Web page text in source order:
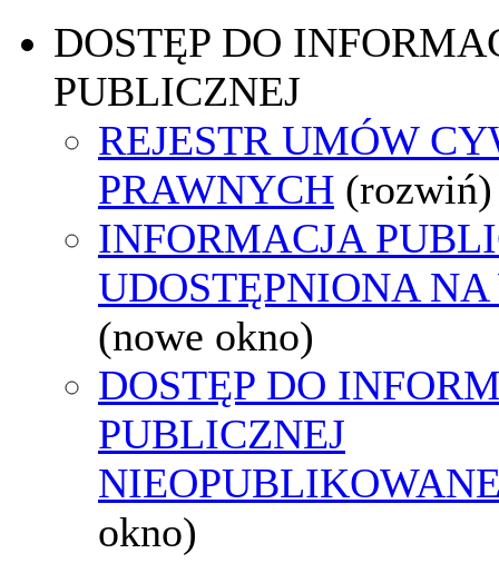
DOSTĘP DO
PUBLICZNEJ
REJESTR UMÓW
PRAWNYCH (rozwiń)
INFORMACJA
UDOSTĘPNIONA
(nowe okno)
DOSTĘP DO
PUBLICZNEJ
okno)